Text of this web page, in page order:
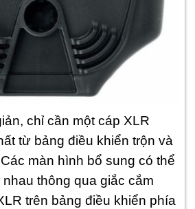
chỉ cần một cáp XLR
từ ​​bảng điều khiển trộn và
màn hình bổ sung có thể
thông qua giắc cắm
trên bảng điều khiển phía